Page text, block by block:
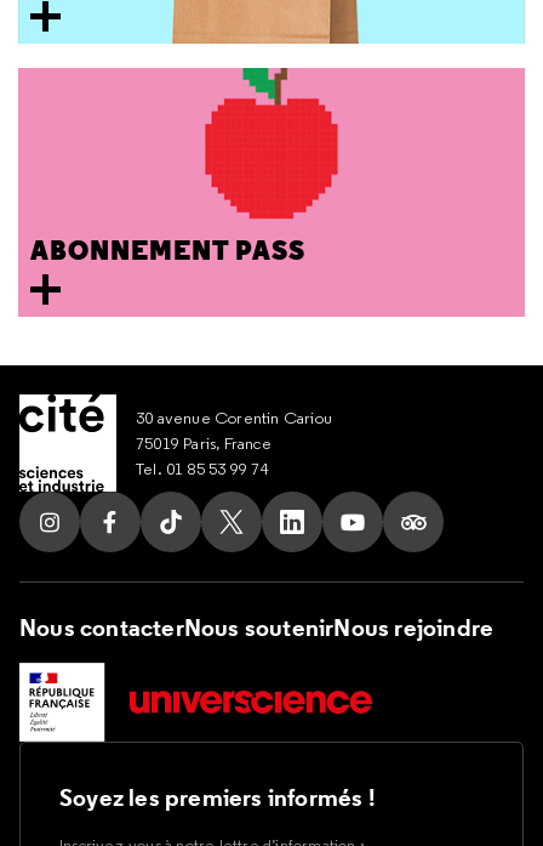
ABONNEMENT PASS
30 avenue Corentin Cariou
75019 Paris, France
Tel. 01 85 53 99 74
Suivez nous sur Instagram
Suivez nous sur Facebook
Suivez nous sur Tik Tok
Suivez nous sur X
Suivez nous sur LinkedIn
Suivez nous sur
Suivez nous
Nous contacterNous soutenirNous rejoindre
Soyez les premiers informés !